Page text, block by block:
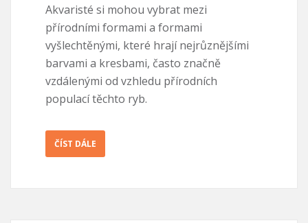
Akvaristé si mohou vybrat mezi
přírodními formami a formami
vyšlechtěnými, které hrají nejrůznějšími
barvami a kresbami, často značně
vzdálenými od vzhledu přírodních
populací těchto ryb.
ČÍST DÁLE